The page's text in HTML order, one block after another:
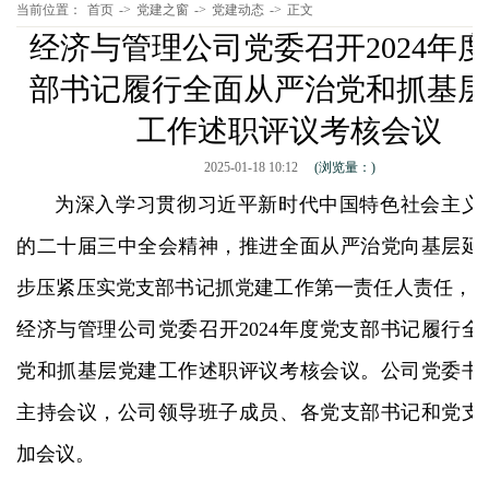
当前位置： 首页 -> 党建之窗 -> 党建动态 -> 正文
经济与管理公司党委召开2024年
部书记履行全面从严治党和抓基
工作述职评议考核会议
2025-01-18 10:12 (浏览量： )
为深入学习贯彻习近平新时代中国特色社会主义
的二十届三中全会精神，推进全面从严治党向基层延
步压紧压实党支部书记抓党建工作第一责任人责任，1
经济与管理公司党委召开2024年度党支部书记履行全
党和抓基层党建工作述职评议考核会议。公司党委书
主持会议，公司领导班子成员、各党支部书记和党支
加会议。